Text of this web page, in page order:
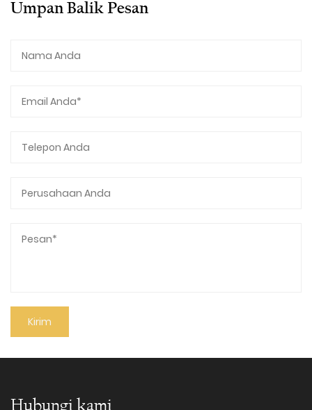
Umpan Balik Pesan
Hubungi kami